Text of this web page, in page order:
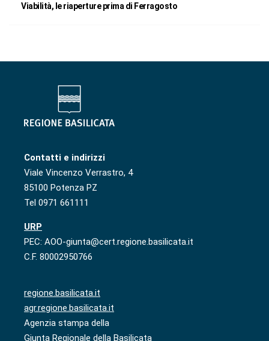
Viabilità, le riaperture prima di Ferragosto
Contatti e indirizzi
Viale Vincenzo Verrastro, 4
85100 Potenza PZ
Tel 0971 661111
URP
PEC: AOO-giunta@cert.regione.basilicata.it
C.F. 80002950766
regione.basilicata.it
agr.regione.basilicata.it
Agenzia stampa della
Giunta Regionale della Basilicata